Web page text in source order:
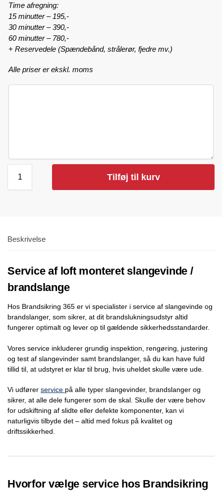
Time afregning:
15 minutter – 195,-
30 minutter – 390,-
60 minutter – 780,-
+ Reservedele (Spændebånd, strålerør, fjedre mv.)
Alle priser er ekskl. moms
Tilføj til kurv
Beskrivelse
Service af loft monteret slangevinde /
brandslange
Hos Brandsikring 365 er vi specialister i service af slangevinde og
brandslanger, som sikrer, at dit brandslukningsudstyr altid
fungerer optimalt og lever op til gældende sikkerhedsstandarder.
Vores service inkluderer grundig inspektion, rengøring, justering
og test af slangevinder samt brandslanger, så du kan have fuld
tillid til, at udstyret er klar til brug, hvis uheldet skulle være ude.
Vi udfører service på alle typer slangevinder, brandslanger og
sikrer, at alle dele fungerer som de skal. Skulle der være behov
for udskiftning af slidte eller defekte komponenter, kan vi
naturligvis tilbyde det – altid med fokus på kvalitet og
driftssikkerhed.
Hvorfor vælge service hos Brandsikring